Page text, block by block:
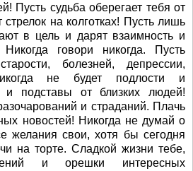
Пусть судьба оберегает тебя от
на колготках! Пусть лишь
в цель и дарят взаимность и
говори никогда. Пусть
болезней, депрессии,
не будет подлости и
и подставы от близких людей!
и страданий. Плачь
новостей! Никогда не думай о
желания свои, хотя бы сегодня
на торте. Сладкой жизни тебе,
и орешки интересных